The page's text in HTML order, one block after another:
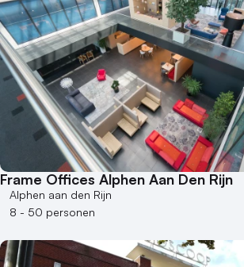
Frame Offices Alphen Aan Den Rijn
Alphen aan den Rijn
8 - 50 personen